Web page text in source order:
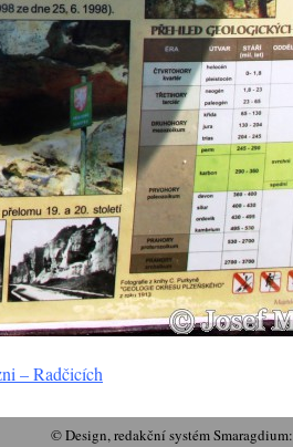
– Radčicích
© Design, redakční systém Smaragdium: